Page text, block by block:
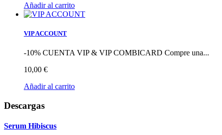
Añadir al carrito
VIP ACCOUNT
-10% CUENTA VIP & VIP COMBICARD Compre una...
10,00 €
Añadir al carrito
Descargas
Serum Hibiscus